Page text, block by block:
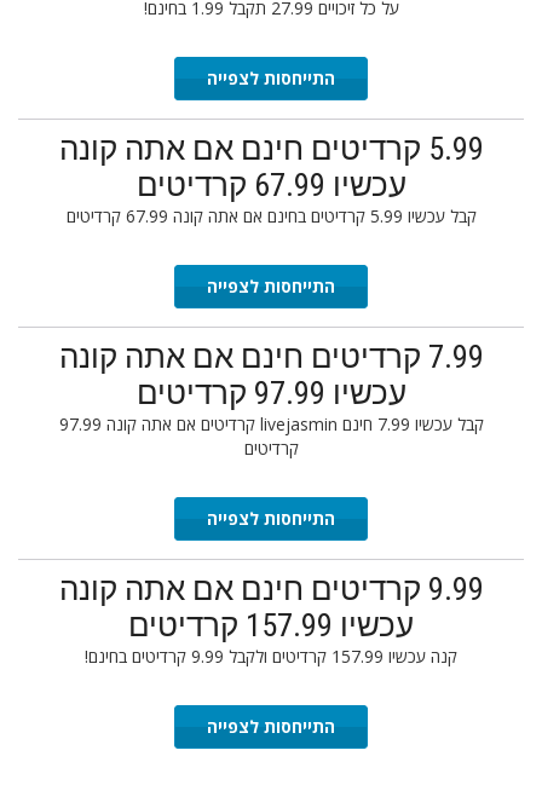
על כל זיכויים 27.99 תקבל 1.99 בחינם!
התייחסות לצפייה
5.99 קרדיטים חינם אם אתה קונה
עכשיו 67.99 קרדיטים
קבל עכשיו 5.99 קרדיטים בחינם אם אתה קונה 67.99 קרדיטים
התייחסות לצפייה
7.99 קרדיטים חינם אם אתה קונה
עכשיו 97.99 קרדיטים
קבל עכשיו 7.99 חינם livejasmin קרדיטים אם אתה קונה 97.99
קרדיטים
התייחסות לצפייה
9.99 קרדיטים חינם אם אתה קונה
עכשיו 157.99 קרדיטים
קנה עכשיו 157.99 קרדיטים ולקבל 9.99 קרדיטים בחינם!
התייחסות לצפייה